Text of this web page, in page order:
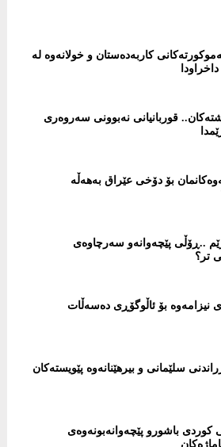
کەموکورتەکانی کاربەدەستان و خولانەوە لە
قوربانیانی نەبوونی سەروەری
بۆ دۆخی عێراق بەھەڵە
..ڕۆڵی پێچەوانەو سەرچاوەی
تر؟
نیزامەوە بۆ ئاڵوگۆڕی دەسەڵات
سلێمانی و بیرھێنانەوە پێویستەکان
کوردی باشورو پێچەوانەبونەوەی